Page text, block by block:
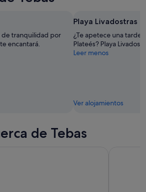
de tranquilidad por
encantará.
Playa Livadostras
¿Te apetece una
Plateés? Playa
Leer menos
Ver alojamientos
de Tebas